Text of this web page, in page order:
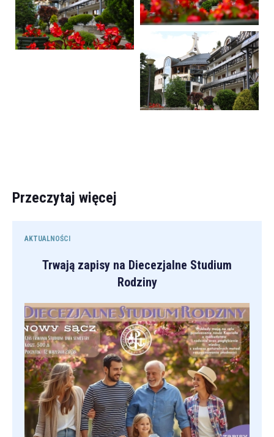
Przeczytaj więcej
AKTUALNOŚCI
Trwają zapisy na Diecezjalne Studium
Rodziny